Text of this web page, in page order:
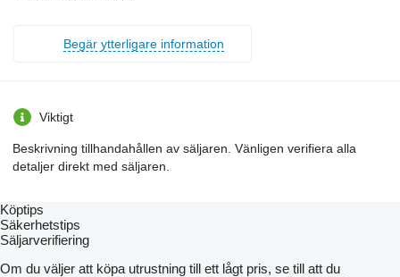
Begär ytterligare information
Viktigt
Beskrivning tillhandahållen av säljaren. Vänligen verifiera alla
detaljer direkt med säljaren.
Köptips
Säkerhetstips
Säljarverifiering
Om du väljer att köpa utrustning till ett lågt pris, se till att du